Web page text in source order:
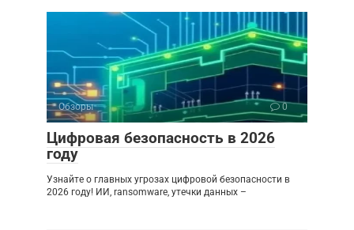
Обзоры 0
Цифровая безопасность в 2026
году
Узнайте о главных угрозах цифровой безопасности в
2026 году! ИИ, ransomware, утечки данных –